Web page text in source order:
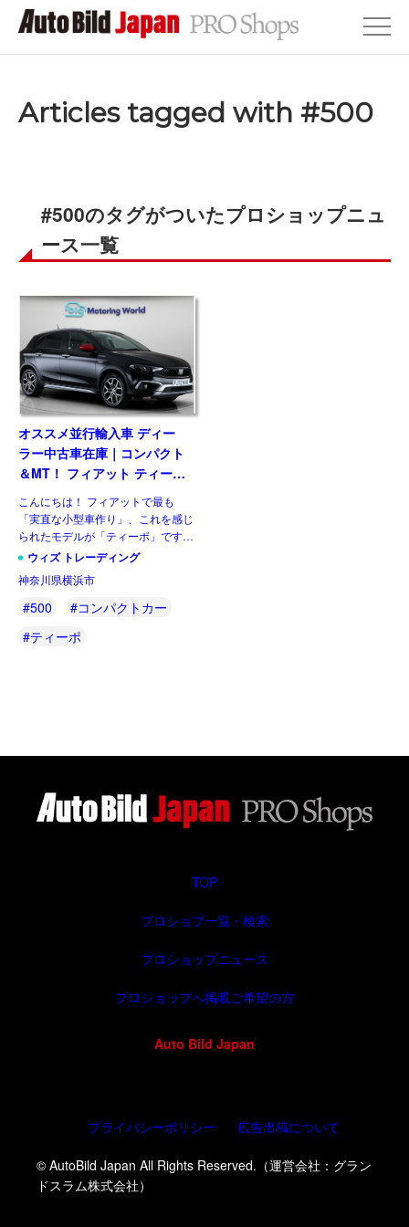
Articles tagged with #500
#500のタグがついたプロショップニュ
ース一覧
オススメ並行輸入車 ディー
ラー中古車在庫｜コンパクト
＆MT！ フィアット ティーポ
1.0 RED 5Dr 5MT 右ハンド
ル
こんにちは！ フィアットで最も
「実直な小型車作り」、これを感じ
られたモデルが「ティーポ」です。
ウィズカーズでも以前から目を付
ティーポとして復活してから5年、
マイナーチェンジ時には新ボディタ
ウィズ トレーディング
神奈川県横浜市
#500
#コンパクトカー
#ティーポ
TOP
プロショプ一覧・検索
プロショップニュース
プロショップへ掲載ご希望の方
Auto Bild Japan
© AutoBild Japan All Rights Reserved.（運営会社：グラン
ドスラム株式会社）
プライバシーポリシー 広告出稿について